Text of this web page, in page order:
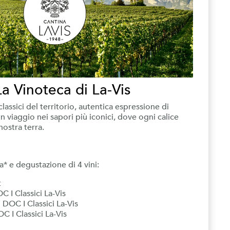
Vinoteca di La-Vis
del territorio, autentica espressione di
viaggio nei sapori più iconici, dove ogni calice
terra.
e degustazione di 4 vini:
I Classici La-Vis
I Classici La-Vis
I Classici La-Vis